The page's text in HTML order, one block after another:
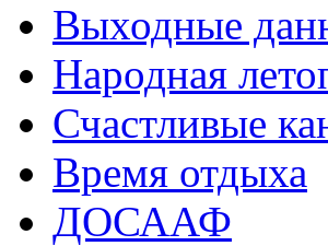
Выходные
Народная
Счастливые
Время отдыха
ДОСААФ